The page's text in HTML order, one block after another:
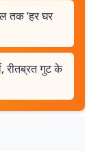
तक ‘हर घर
रीतब्रत गुट के